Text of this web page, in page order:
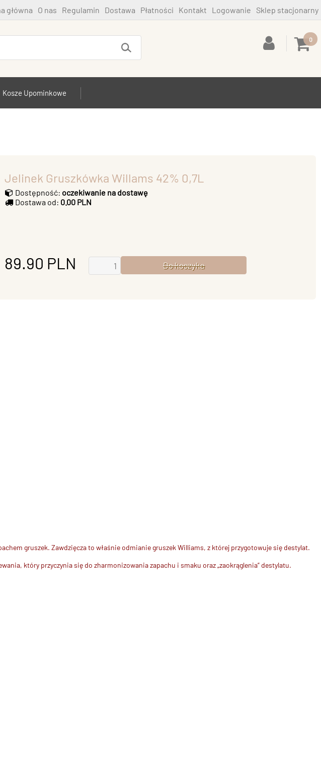
główna O nas Regulamin Dostawa Płatności Kontakt Logowanie Sklep stacjonarny
0
Kosze Upominkowe
Jelinek Gruszkówka Willams 42% 0,7L
Dostępność: oczekiwanie na dostawę
Dostawa od: 0.00 PLN
89.90 PLN
gruszek. Zawdzięcza to właśnie odmianie gruszek Williams, z której przygotowuje się destylat.
który przyczynia się do zharmonizowania zapachu i smaku oraz „zaokrąglenia” destylatu.